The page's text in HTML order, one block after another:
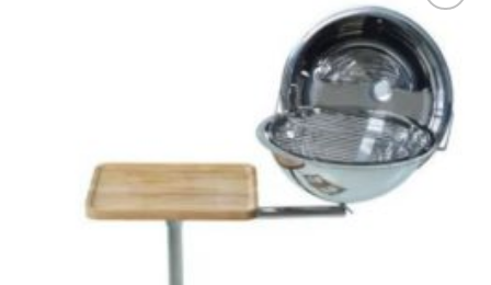
Add to
wishlist